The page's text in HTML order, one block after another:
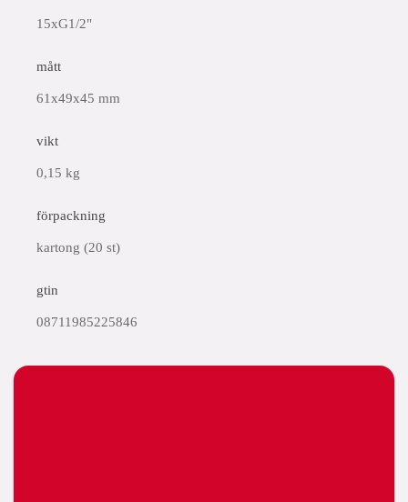
15xG1/2"
mått
61x49x45 mm
vikt
0,15 kg
förpackning
kartong (20 st)
gtin
08711985225846